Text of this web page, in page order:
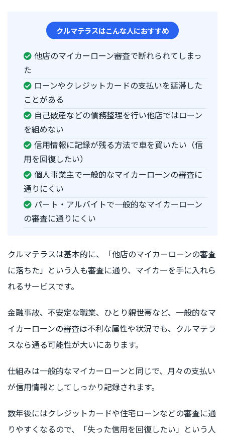
クルマテラスはこんな人におすすめ
他店のマイカーローン審査で断れられてしまっ
た
ローンやクレジットカードの支払いを延滞した
ことがある
自己破産などの債務整理を行い他店ではローン
を組めない
信用情報に記録が残る方法で車を買いたい（信
用を回復したい）
個人事業主で一般的なマイカーローンの審査に
通りにくい
パート・アルバイトで一般的なマイカーローン
の審査に通りにくい
クルマテラスは基本的に、「他店のマイカーローンの審査
に落ちた」という人も審査に通り、マイカーを手に入れら
れるサービスです。
金融事故、不安定な職業、ひとり親世帯など、一般的なマ
イカーローンの審査は不利な属性や状況でも、クルマテラ
スなら通る可能性が大いにあります。
仕組みは一般的なマイカーローンと同じで、月々の支払い
が信用情報としてしっかり記録されます。
数年後にはクレジットカードや住宅ローンなどの審査に通
りやすくなるので、「失った信用を回復したい」という人